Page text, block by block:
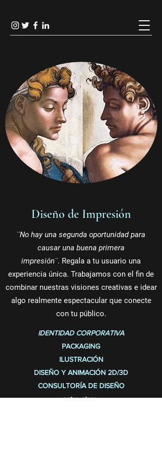
Diseño de Impresión
¨No hay una segunda oportunidad para
causar una buena primera
impresión¨. Regala a tu usuario una
experiencia única. Trabajamos con el fin de
combinar nuestras visiones creativas e idear
algo realmente espectacular que conecte
con tu público.
IDENTIDAD CORPORATIVA
PACKAGING
ILUSTRACIÓN
DISEÑO Y ANIMACIÓN 2D/3D
CONSULTORÍA DE DISEÑO
entre otras..